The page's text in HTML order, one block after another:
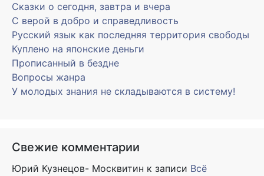
Сказки о сегодня, завтра и вчера
С верой в добро и справедливость
Русский язык как последняя территория свободы
Куплено на японские деньги
Прописанный в бездне
Вопросы жанра
У молодых знания не складываются в систему!
Свежие комментарии
Юрий Кузнецов- Москвитин к записи Всё